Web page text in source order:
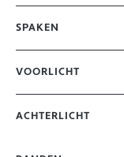
SPAKEN
VOORLICHT
ACHTERLICHT